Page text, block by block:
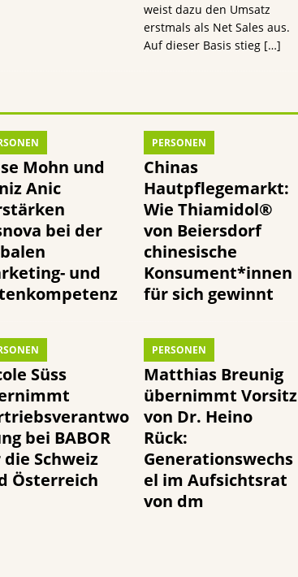
weist dazu den Umsatz
erstmals als Net Sales aus.
Auf dieser Basis stieg […]
Mohn und
Anic
bei der
und
PERSONEN
Chinas
Hautpflegemarkt:
Wie Thiamidol®
von Beiersdorf
chinesische
Konsument*innen
für sich gewinnt
Süss
bei BABOR
Schweiz
Österreich
PERSONEN
Matthias Breunig
übernimmt Vorsitz
von Dr. Heino
Rück:
Generationswechs
el im Aufsichtsrat
von dm